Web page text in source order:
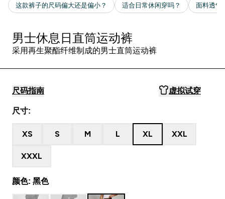
男士休息日直筒运动裤
采用再生聚酯纤维制成的男士直筒运动裤
尺码指南 虚拟试穿
尺寸:
XS S M L XL XXL
XXXL
颜色: 黑色